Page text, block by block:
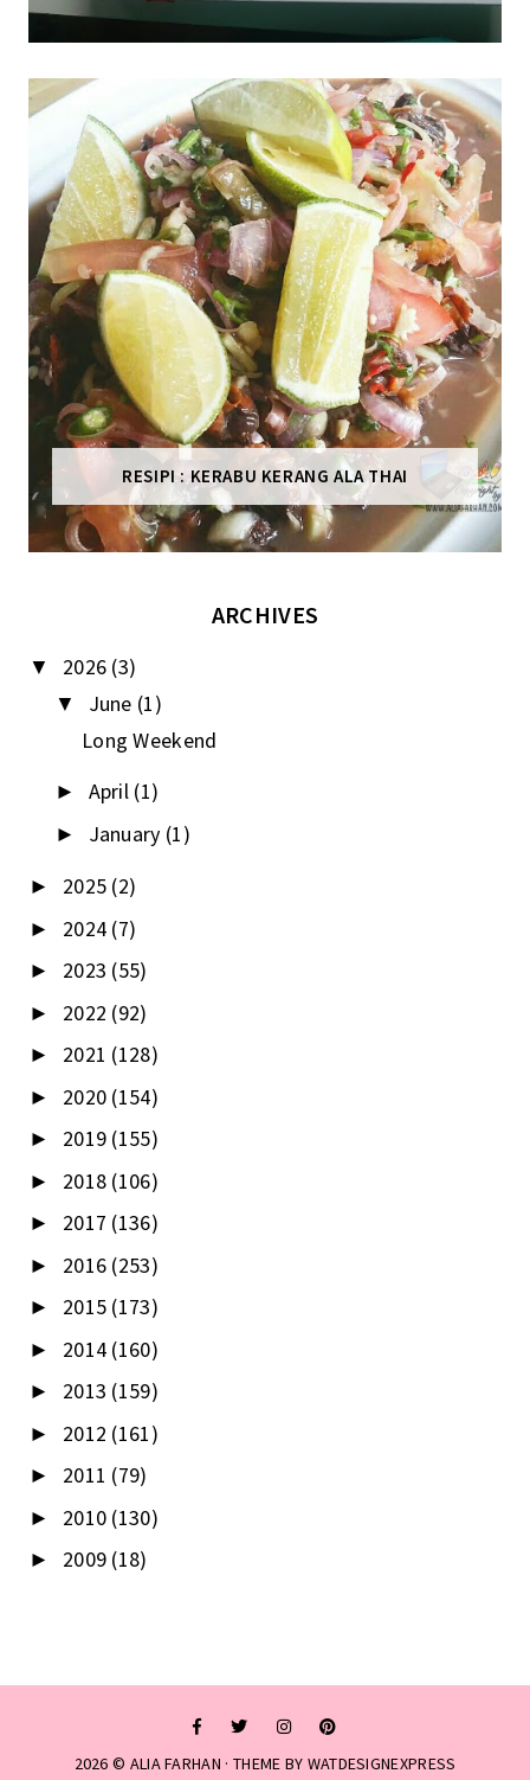
RESIPI : KERABU KERANG ALA THAI
ARCHIVES
▼ 2026 (3)
▼ June (1)
Long Weekend
► April (1)
► January (1)
► 2025 (2)
► 2024 (7)
► 2023 (55)
► 2022 (92)
► 2021 (128)
► 2020 (154)
► 2019 (155)
► 2018 (106)
► 2017 (136)
► 2016 (253)
► 2015 (173)
► 2014 (160)
► 2013 (159)
► 2012 (161)
► 2011 (79)
► 2010 (130)
► 2009 (18)
2026 © ALIA FARHAN · THEME BY WATDESIGNEXPRESS